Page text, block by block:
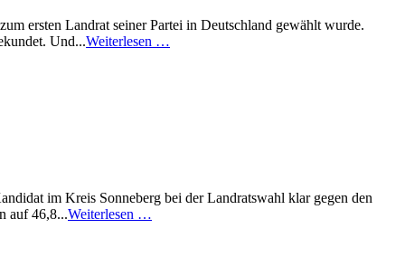
ersten Landrat seiner Partei in Deutschland gewählt wurde.
Und...Weiterlesen …
im Kreis Sonneberg bei der Landratswahl klar gegen den
auf 46,8...Weiterlesen …